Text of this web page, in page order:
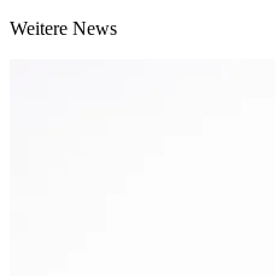
Weitere News